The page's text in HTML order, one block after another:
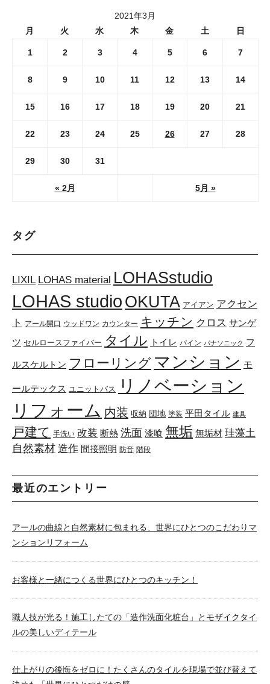
2021年3月
月
火 水 木 金 土 日
« 2月 5月 »
1 2 3 4 5 6 7
8 9 10 11 12 13 14
15 16 17 18 19 20 21
22 23 24 25 26 27 28
29 30 31
タグ
LIXIL LOHAS material LOHASstudio
LOHAS studio OKUTA アイアン アクセン
ト
アール開口 ウッドワン カウンター キッチン クロス サンゲ
ツ セルロースファイバー タイル トイレ パイン パナソニック フ
ルスケルトン フローリング マンション モ
ールテックス ユニットバス リノベーション
リフォーム 内装 収納 団地 塗装 平田タイル 建具
戸建て 手洗い 改装 断熱 洗面 漆喰 無垢 無垢材 珪藻土
自然素材 造作 間接照明 防音 階段
最近のエントリー
アールの曲線と自然素材に包まれる、世界にひとつのこだわりマ
ンションリフォーム
お客様と一緒につくる世界にひとつのキッチン！
職人技が光る！施工したての「造作洗面化粧台」とモザイクタイ
ルの美しいディテール
仕上がりの後悔をゼロに！たくさんのタイルを現場で並び替えて